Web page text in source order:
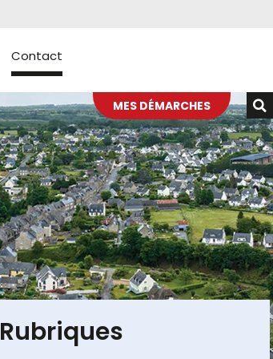
Contact
MES DÉMARCHES
Rubriques